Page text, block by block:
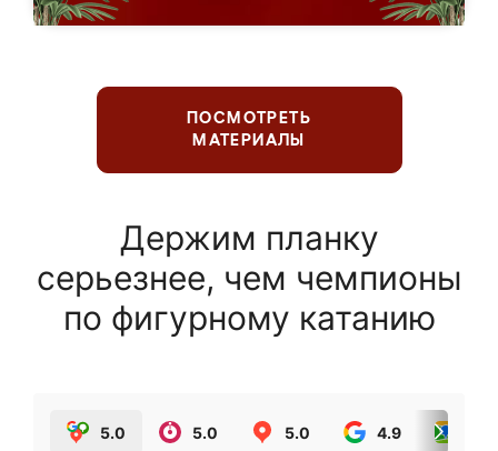
ПОСМОТРЕТЬ
МАТЕРИАЛЫ
Держим планку
серьезнее, чем чемпионы
по фигурному катанию
5.0 5.0 5.0 4.9